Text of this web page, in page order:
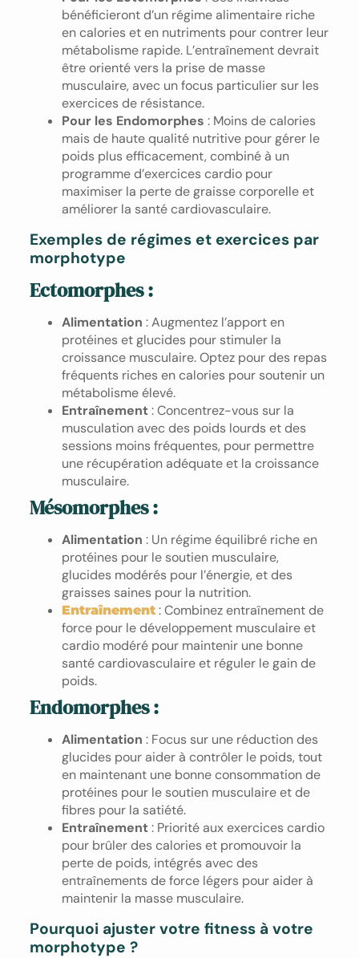
bénéficieront d’un régime alimentaire riche
en calories et en nutriments pour contrer leur
métabolisme rapide. L’entraînement devrait
être orienté vers la prise de masse
musculaire, avec un focus particulier sur les
exercices de résistance.
Pour les Endomorphes : Moins de calories
mais de haute qualité nutritive pour gérer le
poids plus efficacement, combiné à un
programme d’exercices cardio pour
maximiser la perte de graisse corporelle et
améliorer la santé cardiovasculaire.
Exemples de régimes et exercices par
morphotype
Ectomorphes:
Alimentation : Augmentez l’apport en
protéines et glucides pour stimuler la
croissance musculaire. Optez pour des repas
fréquents riches en calories pour soutenir un
métabolisme élevé.
Entraînement: Concentrez-vous sur la
musculation avec des poids lourds et des
sessions moins fréquentes, pour permettre
une récupération adéquate et la croissance
musculaire.
Mésomorphes:
Alimentation : Un régime équilibré riche en
protéines pour le soutien musculaire,
glucides modérés pour l’énergie, et des
graisses saines pour la nutrition.
Entraînement: Combinez entraînement de
force pour le développement musculaire et
cardio modéré pour maintenir une bonne
santé cardiovasculaire et réguler le gain de
poids.
Endomorphes:
Alimentation : Focus sur une réduction des
glucides pour aider à contrôler le poids, tout
en maintenant une bonne consommation de
protéines pour le soutien musculaire et de
fibres pour la satiété.
Entraînement: Priorité aux exercices cardio
pour brûler des calories et promouvoir la
perte de poids, intégrés avec des
entraînements de force légers pour aider à
maintenir la masse musculaire.
Pourquoi ajuster votre fitness à votre
morphotype ?